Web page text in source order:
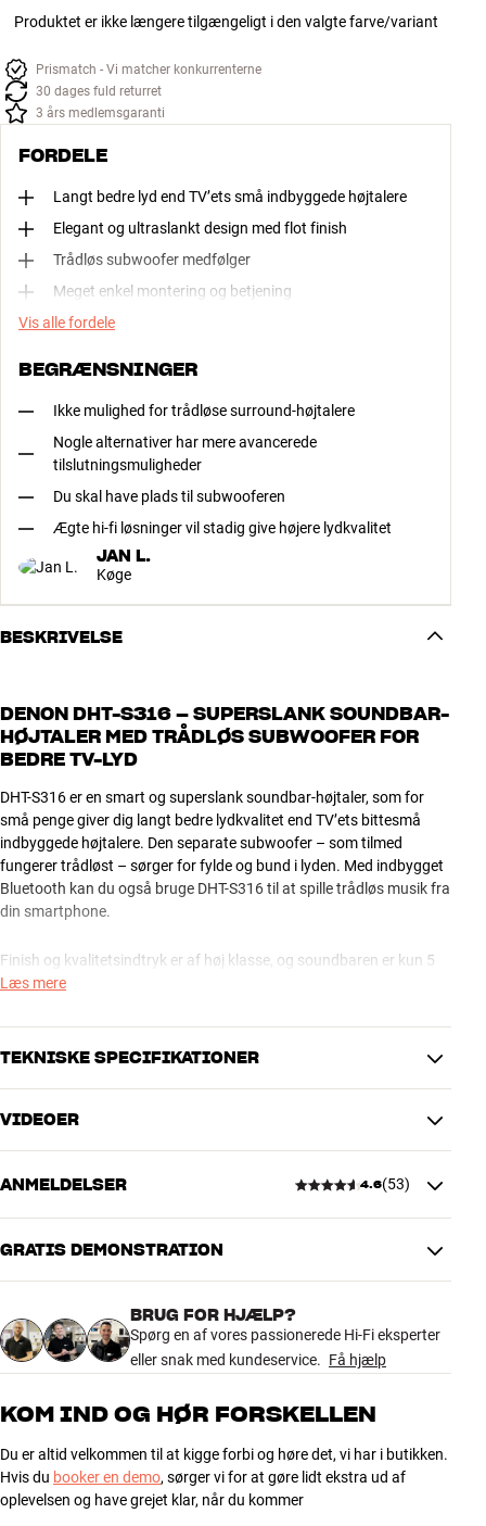
Produktet er ikke længere tilgængeligt i den valgte farve/variant
Prismatch - Vi matcher konkurrenterne
30 dages fuld returret
3 års medlemsgaranti
FORDELE
Langt bedre lyd end TV’ets små indbyggede højtalere
Elegant og ultraslankt design med flot finish
Trådløs subwoofer medfølger
Meget enkel montering og betjening
Vis alle fordele
BEGRÆNSNINGER
Ikke mulighed for trådløse surround-højtalere
Nogle alternativer har mere avancerede
tilslutningsmuligheder
Du skal have plads til subwooferen
Ægte hi-fi løsninger vil stadig give højere lydkvalitet
JAN L.
Køge
BESKRIVELSE
DENON DHT-S316 – SUPERSLANK SOUNDBAR-
HØJTALER MED TRÅDLØS SUBWOOFER FOR
BEDRE TV-LYD
DHT-S316 er en smart og superslank soundbar-højtaler, som for
små penge giver dig langt bedre lydkvalitet end TV’ets bittesmå
indbyggede højtalere. Den separate subwoofer – som tilmed
fungerer trådløst – sørger for fylde og bund i lyden. Med indbygget
Bluetooth kan du også bruge DHT-S316 til at spille trådløs musik fra
din smartphone.
Finish og kvalitetsindtryk er af høj klasse, og soundbaren er kun 5
cm høj, så den kan ligge bekvemt på dit TV-møbel uden at genere
hellere have højtaleren hængende på væggen under TV’et, klares
det nemt med det integrerede vægbeslag.
direkte fra TV’et, og kablet overfører også de grundlæggende
bare nyde den gode lyd.
DHT-S316 fås i sort finish. Fjernbetjening medfølger.
Læs mere
TEKNISKE SPECIFIKATIONER
PRODUKTDATA
Subwoofer medfølger
Farve
Sort
Model / Variant
Sort
Vægt (kg)
7
Vægt emballage (kg)
9,2
dybde)
GENERELLE EGENSKABER
VIDEOER
ANMELDELSER 4.6(53)
4.6
53 anmeldelser
3 4
2
GRATIS DEMONSTRATION
BRUG FOR HJÆLP?
Spørg en af vores passionerede Hi-Fi eksperter
eller snak med kundeservice. Få hjælp
KOM IND OG HØR FORSKELLEN
Du er altid velkommen til at kigge forbi og høre det, vi har i butikken.
Hvis du booker en demo, sørger vi for at gøre lidt ekstra ud af
oplevelsen og have grejet klar, når du kommer